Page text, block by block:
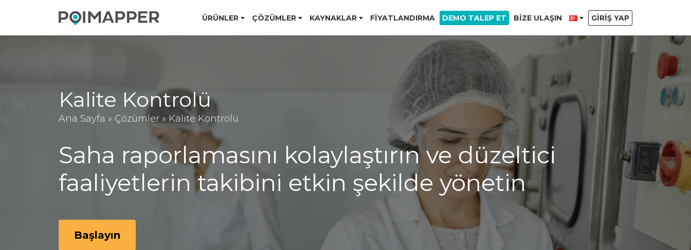
ÜRÜNLER ÇÖZÜMLER KAYNAKLAR FIYATLANDIRMA DEMO TALEP ET BIZE ULAŞIN GIRIŞ YAP
Kalite Kontrolü
Ana Sayfa » Çözümler » Kalite Kontrolü
Saha raporlamasını kolaylaştırın ve düzeltici
faaliyetlerin takibini etkin şekilde yönetin
Başlayın